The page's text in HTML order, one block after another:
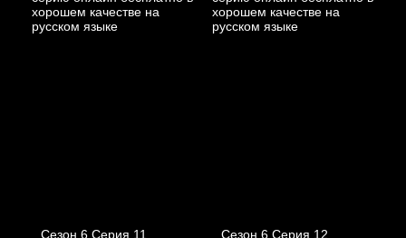
Сезон 6 Серия 11 Сезон 6 Серия 12